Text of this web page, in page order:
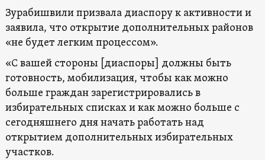
Зурабишвили призвала диаспору к активности и
заявила, что открытие дополнительных районов
«не будет легким процессом».
«С вашей стороны [диаспоры] должны быть
готовность, мобилизация, чтобы как можно
больше граждан зарегистрировались в
избирательных списках и как можно больше с
сегодняшнего дня начать работать над
открытием дополнительных избирательных
участков.